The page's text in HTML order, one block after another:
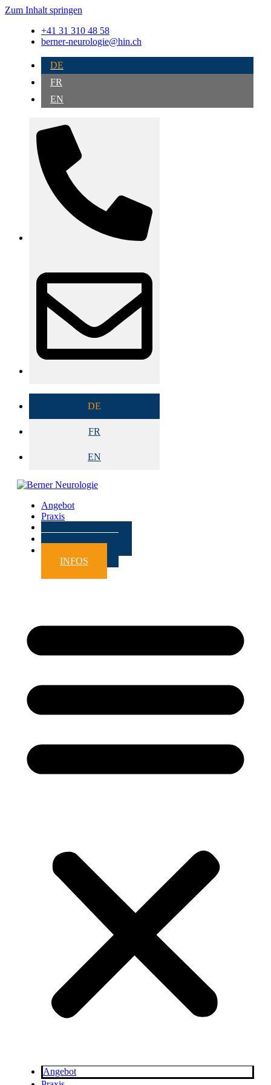
Zum Inhalt springen
+41 31 310 48 58
berner-neurologie@hin.ch
DE
FR
EN
DE
FR
EN
Angebot
Praxis
INFOS
Angebot